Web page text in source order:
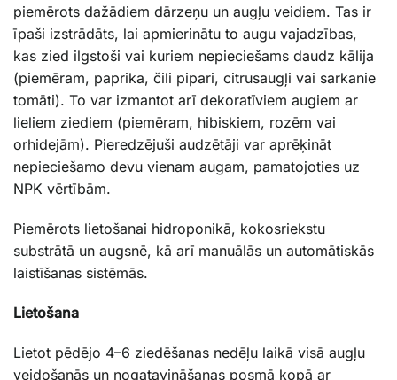
piemērots dažādiem dārzeņu un augļu veidiem. Tas ir
īpaši izstrādāts, lai apmierinātu to augu vajadzības,
kas zied ilgstoši vai kuriem nepieciešams daudz kālija
(piemēram, paprika, čili pipari, citrusaugļi vai sarkanie
tomāti). To var izmantot arī dekoratīviem augiem ar
lieliem ziediem (piemēram, hibiskiem, rozēm vai
orhidejām). Pieredzējuši audzētāji var aprēķināt
nepieciešamo devu vienam augam, pamatojoties uz
NPK vērtībām.
Piemērots lietošanai hidroponikā, kokosriekstu
substrātā un augsnē, kā arī manuālās un automātiskās
laistīšanas sistēmās.
Lietošana
Lietot pēdējo 4–6 ziedēšanas nedēļu laikā visā augļu
veidošanās un nogatavināšanas posmā kopā ar